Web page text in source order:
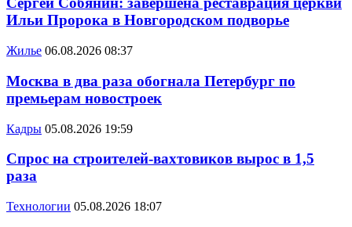
Ильи Пророка в Новгородском подворье
Жилье 06.08.2026 08:37
Москва в два раза обогнала Петербург по
премьерам новостроек
Кадры 05.08.2026 19:59
Спрос на строителей-вахтовиков вырос в 1,5
раза
Технологии 05.08.2026 18:07